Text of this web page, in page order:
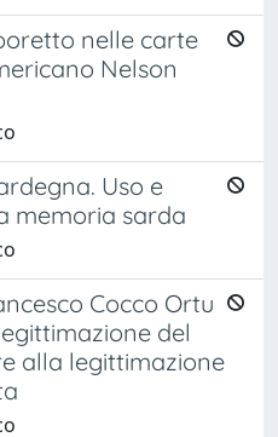
nelle carte
Nelson
Uso e
memoria sarda
Cocco Ortu
del
alla legittimazione